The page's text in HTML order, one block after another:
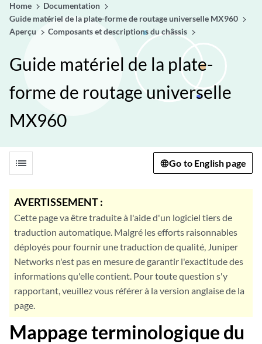
Home
Documentation
Guide matériel de la plate-forme de routage universelle MX960
Aperçu
Composants et descriptions du châssis
Guide matériel de la plate-
forme de routage universelle
MX960
list Go to English page
AVERTISSEMENT :
Cette page va être traduite à l'aide d'un logiciel tiers de
traduction automatique. Malgré les efforts raisonnables
déployés pour fournir une traduction de qualité, Juniper
Networks n'est pas en mesure de garantir l'exactitude des
informations qu'elle contient. Pour toute question s'y
rapportant, veuillez vous référer à la version anglaise de la
page.
Mappage terminologique du